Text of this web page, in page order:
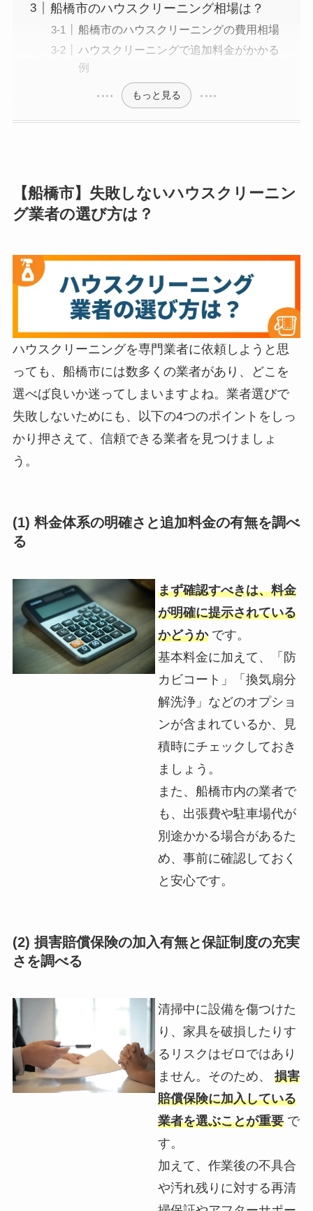
船橋市のハウスクリーニング相場は？
船橋市のハウスクリーニングの費用相場
ハウスクリーニングで追加料金がかかる
例
もっと見る
【船橋市】失敗しないハウスクリーニン
グ業者の選び方は？
ハウスクリーニングを専門業者に依頼しようと思
っても、船橋市には数多くの業者があり、どこを
選べば良いか迷ってしまいますよね。業者選びで
失敗しないためにも、以下の4つのポイントをしっ
かり押さえて、信頼できる業者を見つけましょ
う。
(1) 料金体系の明確さと追加料金の有無を調べ
る
まず確認すべきは、料金
が明確に提示されている
かどうか です。
基本料金に加えて、「防
カビコート」「換気扇分
解洗浄」などのオプショ
ンが含まれているか、見
積時にチェックしておき
ましょう。
また、船橋市内の業者で
も、出張費や駐車場代が
別途かかる場合があるた
め、事前に確認しておく
と安心です。
(2) 損害賠償保険の加入有無と保証制度の充実
さを調べる
清掃中に設備を傷つけた
り、家具を破損したりす
るリスクはゼロではあり
ません。そのため、損害
賠償保険に加入している
業者を選ぶことが重要 で
す。
加えて、作業後の不具合
や汚れ残りに対する再清